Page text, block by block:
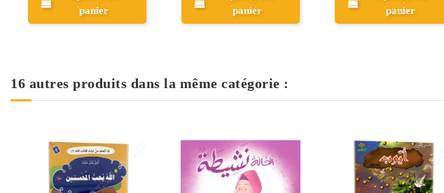
panier
panier
panier
16 autres produits dans la même catégorie :